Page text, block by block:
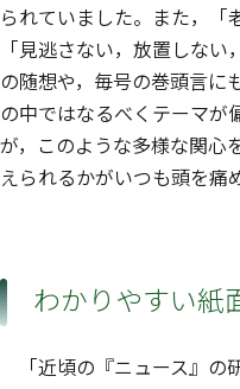
られていました。また，「
「見逃さない，放置しない
の随想や，毎号の巻頭言に
の中ではなるべくテーマが
が，このような多様な関心
えられるかがいつも頭を痛
わかりやすい紙
「近頃の『ニュース』の